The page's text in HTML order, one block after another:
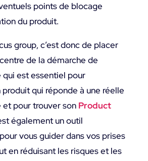
points de blocage
du produit.
group, c’est donc de placer
de la démarche de
est essentiel pour
qui réponde à une réelle
pour trouver son Product
également un outil
vous guider dans vos prises
en réduisant les risques et les